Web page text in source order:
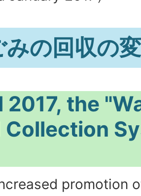
みの回収の
2017, the
Collection
promotion